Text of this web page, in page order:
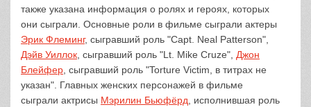
также указана информация о ролях и героях, которых
они сыграли. Основные роли в фильме сыграли актеры
Эрик Флеминг, сыгравший роль "Capt. Neal Patterson",
Дэйв Уиллок , сыгравший роль "Lt. Mike Cruze", Джон
Блейфер , сыгравший роль "Torture Victim, в титрах не
указан". Главных женских персонажей в фильме
сыграли актрисы Мэрилин Бьюфёрд , исполнившая роль